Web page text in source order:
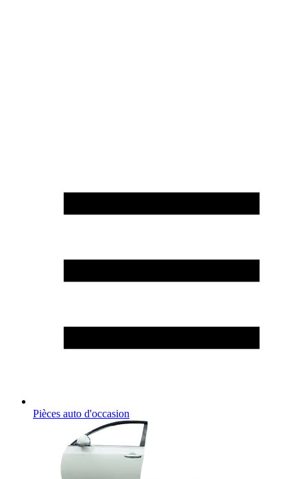
Pièces auto d'occasion